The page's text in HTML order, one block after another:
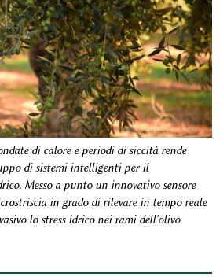
di calore e periodi di siccità rende
di sistemi intelligenti per il
Messo a punto un innovativo sensore
in grado di rilevare in tempo reale
lo stress idrico nei rami dell'olivo